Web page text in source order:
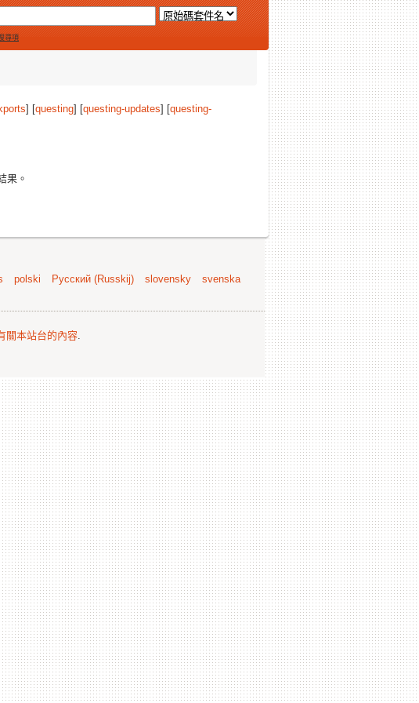
尋項
] [questing] [questing-updates] [questing-
果。
polski Русский (Russkij) slovensky
svenska
關本站台的內容.